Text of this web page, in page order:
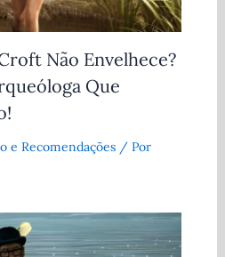
Não Envelhece?
Que
e Recomendações/ Por